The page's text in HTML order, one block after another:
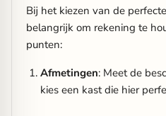
Bij het kiezen van de
belangrijk om rekening te
punten:
Afmetingen: Meet de
kies een kast die hier